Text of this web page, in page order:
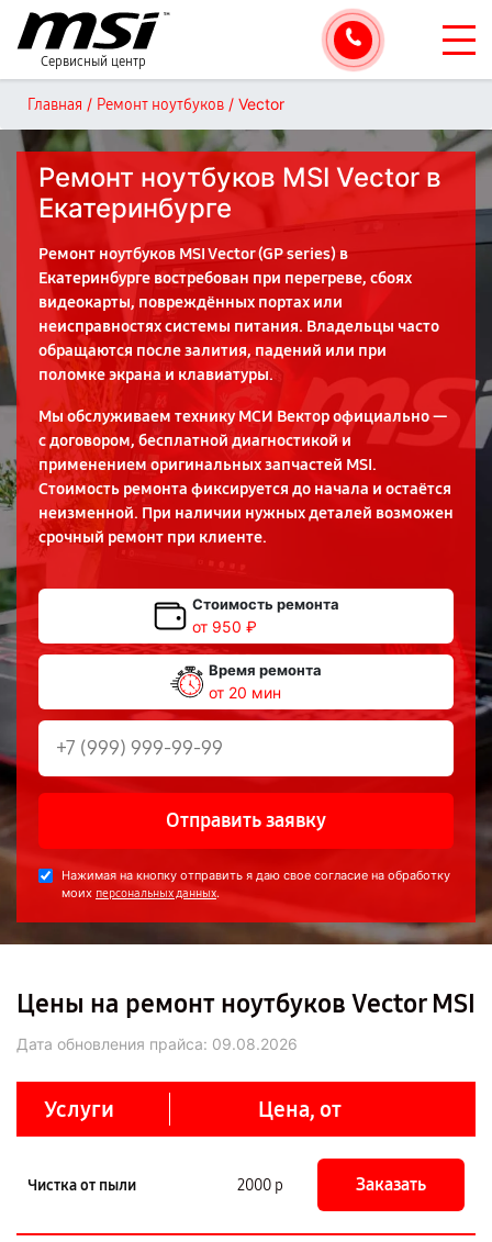
Сервисный центр
Главная / Ремонт ноутбуков / Vector
Ремонт ноутбуков MSI Vector в
Екатеринбурге
Ремонт ноутбуков MSI Vector (GP series) в
Екатеринбурге востребован при перегреве, сбоях
видеокарты, повреждённых портах или
неисправностях системы питания. Владельцы часто
обращаются после залития, падений или при
поломке экрана и клавиатуры.
Мы обслуживаем технику МСИ Вектор официально —
с договором, бесплатной диагностикой и
применением оригинальных запчастей MSI.
Стоимость ремонта фиксируется до начала и остаётся
неизменной. При наличии нужных деталей возможен
срочный ремонт при клиенте.
Стоимость ремонта
от 950 ₽
Время ремонта
от 20 мин
Отправить заявку
Нажимая на кнопку отправить я даю свое согласие на обработку
моих персональных данных.
Цены на ремонт ноутбуков Vector MSI
Дата обновления прайса: 09.08.2026
Услуги Цена, от
Чистка от пыли 2000 р Заказать